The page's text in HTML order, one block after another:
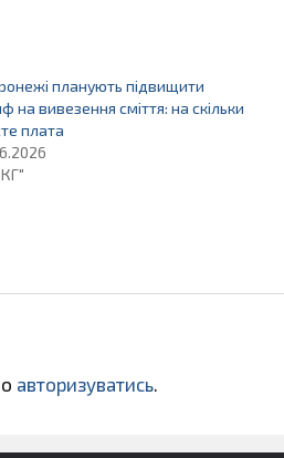
планують підвищити
на вивезення сміття: на скільки
плата
авторизуватись